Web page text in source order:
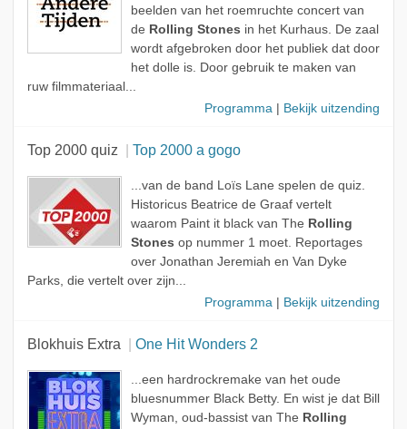
beelden van het roemruchte concert van
de Rolling Stones in het Kurhaus. De zaal
wordt afgebroken door het publiek dat door
het dolle is. Door gebruik te maken van
ruw filmmateriaal...
Programma
Bekijk uitzending
Top 2000 quiz Top 2000 a gogo
...van de band Loïs Lane spelen de quiz.
Historicus Beatrice de Graaf vertelt
waarom Paint it black van The Rolling
Stones op nummer 1 moet. Reportages
over Jonathan Jeremiah en Van Dyke
Parks, die vertelt over zijn...
Programma
Bekijk uitzending
Blokhuis Extra One Hit Wonders 2
...een hardrockremake van het oude
bluesnummer Black Betty. En wist je dat Bill
Wyman, oud-bassist van The Rolling